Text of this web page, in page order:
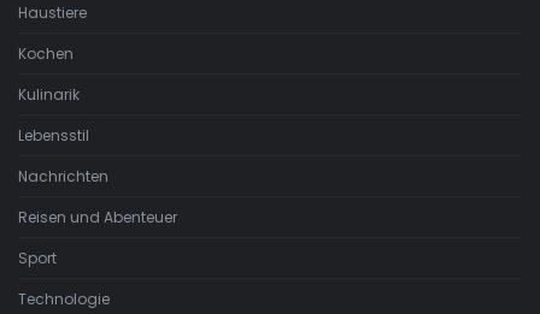
Haustiere
Kochen
Kulinarik
Lebensstil
Nachrichten
Reisen und Abenteuer
Sport
Technologie